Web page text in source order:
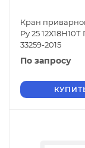
Кран
Ру 25 12Х18Н10Т
33259-2015
По запросу